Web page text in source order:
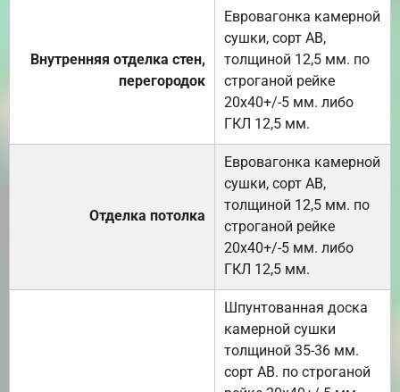
Внутренняя отделка стен,
перегородок
Евровагонка камерной
сушки, сорт АВ,
толщиной 12,5 мм. по
строганой рейке
20х40+/-5 мм. либо
ГКЛ 12,5 мм.
Отделка потолка
Евровагонка камерной
сушки, сорт АВ,
толщиной 12,5 мм. по
строганой рейке
20х40+/-5 мм. либо
ГКЛ 12,5 мм.
Шпунтованная доска
камерной сушки
толщиной 35-36 мм.
сорт АВ. по строганой